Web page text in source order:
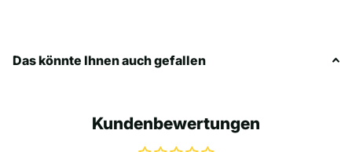
Das könnte Ihnen auch gefallen
Kundenbewertungen